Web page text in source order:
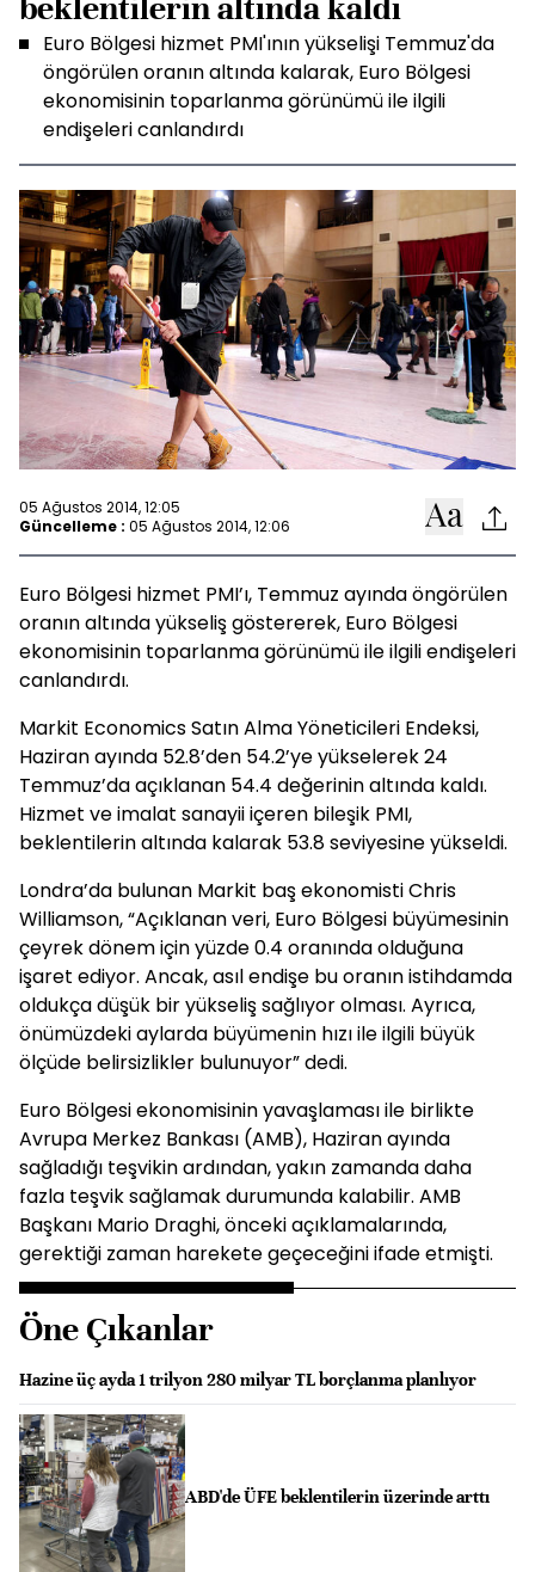
beklentilerin altında kaldı
Euro Bölgesi hizmet PMI'ının yükselişi Temmuz'da
öngörülen oranın altında kalarak, Euro Bölgesi
ekonomisinin toparlanma görünümü ile ilgili
endişeleri canlandırdı
05 Ağustos 2014, 12:05
Güncelleme : 05 Ağustos 2014, 12:06
Euro Bölgesi hizmet PMI’ı, Temmuz ayında öngörülen
oranın altında yükseliş göstererek, Euro Bölgesi
ekonomisinin toparlanma görünümü ile ilgili endişeleri
canlandırdı.
Markit Economics Satın Alma Yöneticileri Endeksi,
Haziran ayında 52.8’den 54.2’ye yükselerek 24
Temmuz’da açıklanan 54.4 değerinin altında kaldı.
Hizmet ve imalat sanayii içeren bileşik PMI,
beklentilerin altında kalarak 53.8 seviyesine yükseldi.
Londra’da bulunan Markit baş ekonomisti Chris
Williamson, “Açıklanan veri, Euro Bölgesi büyümesinin
çeyrek dönem için yüzde 0.4 oranında olduğuna
işaret ediyor. Ancak, asıl endişe bu oranın istihdamda
oldukça düşük bir yükseliş sağlıyor olması. Ayrıca,
önümüzdeki aylarda büyümenin hızı ile ilgili büyük
ölçüde belirsizlikler bulunuyor” dedi.
Euro Bölgesi ekonomisinin yavaşlaması ile birlikte
Avrupa Merkez Bankası (AMB), Haziran ayında
sağladığı teşvikin ardından, yakın zamanda daha
fazla teşvik sağlamak durumunda kalabilir. AMB
Başkanı Mario Draghi, önceki açıklamalarında,
gerektiği zaman harekete geçeceğini ifade etmişti.
Öne Çıkanlar
Hazine üç ayda 1 trilyon 280 milyar TL borçlanma planlıyor
ABD'de ÜFE beklentilerin üzerinde arttı